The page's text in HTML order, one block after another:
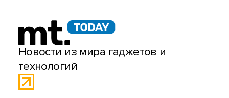
Новости из мира гаджетов и
технологий